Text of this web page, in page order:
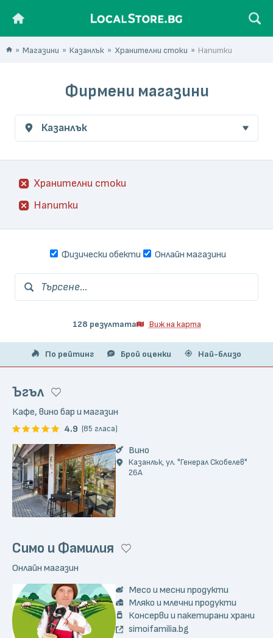
Магазини Казанлък Хранителни стоки Напитки
Фирмени магазини
Казанлък
Хранителни стоки
Напитки
Физически обекти Онлайн магазини
Търсене...
128 резултата Виж на карта
По рейтинг Брой оценки Най-близо
Ъгъл
Кафе, вино бар и магазин
4.9 (85 гласа)
Вино
Казанлък, ул. "Генерал Скобелев"
26A
Симо и Фамилия
Онлайн магазин
Месо и месни продукти
Мляко и млечни продукти
Консерви и пакетирани храни
simoifamilia.bg